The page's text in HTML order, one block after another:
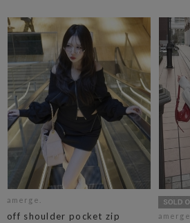
amerge.
off shoulder pocket zip
amerge.